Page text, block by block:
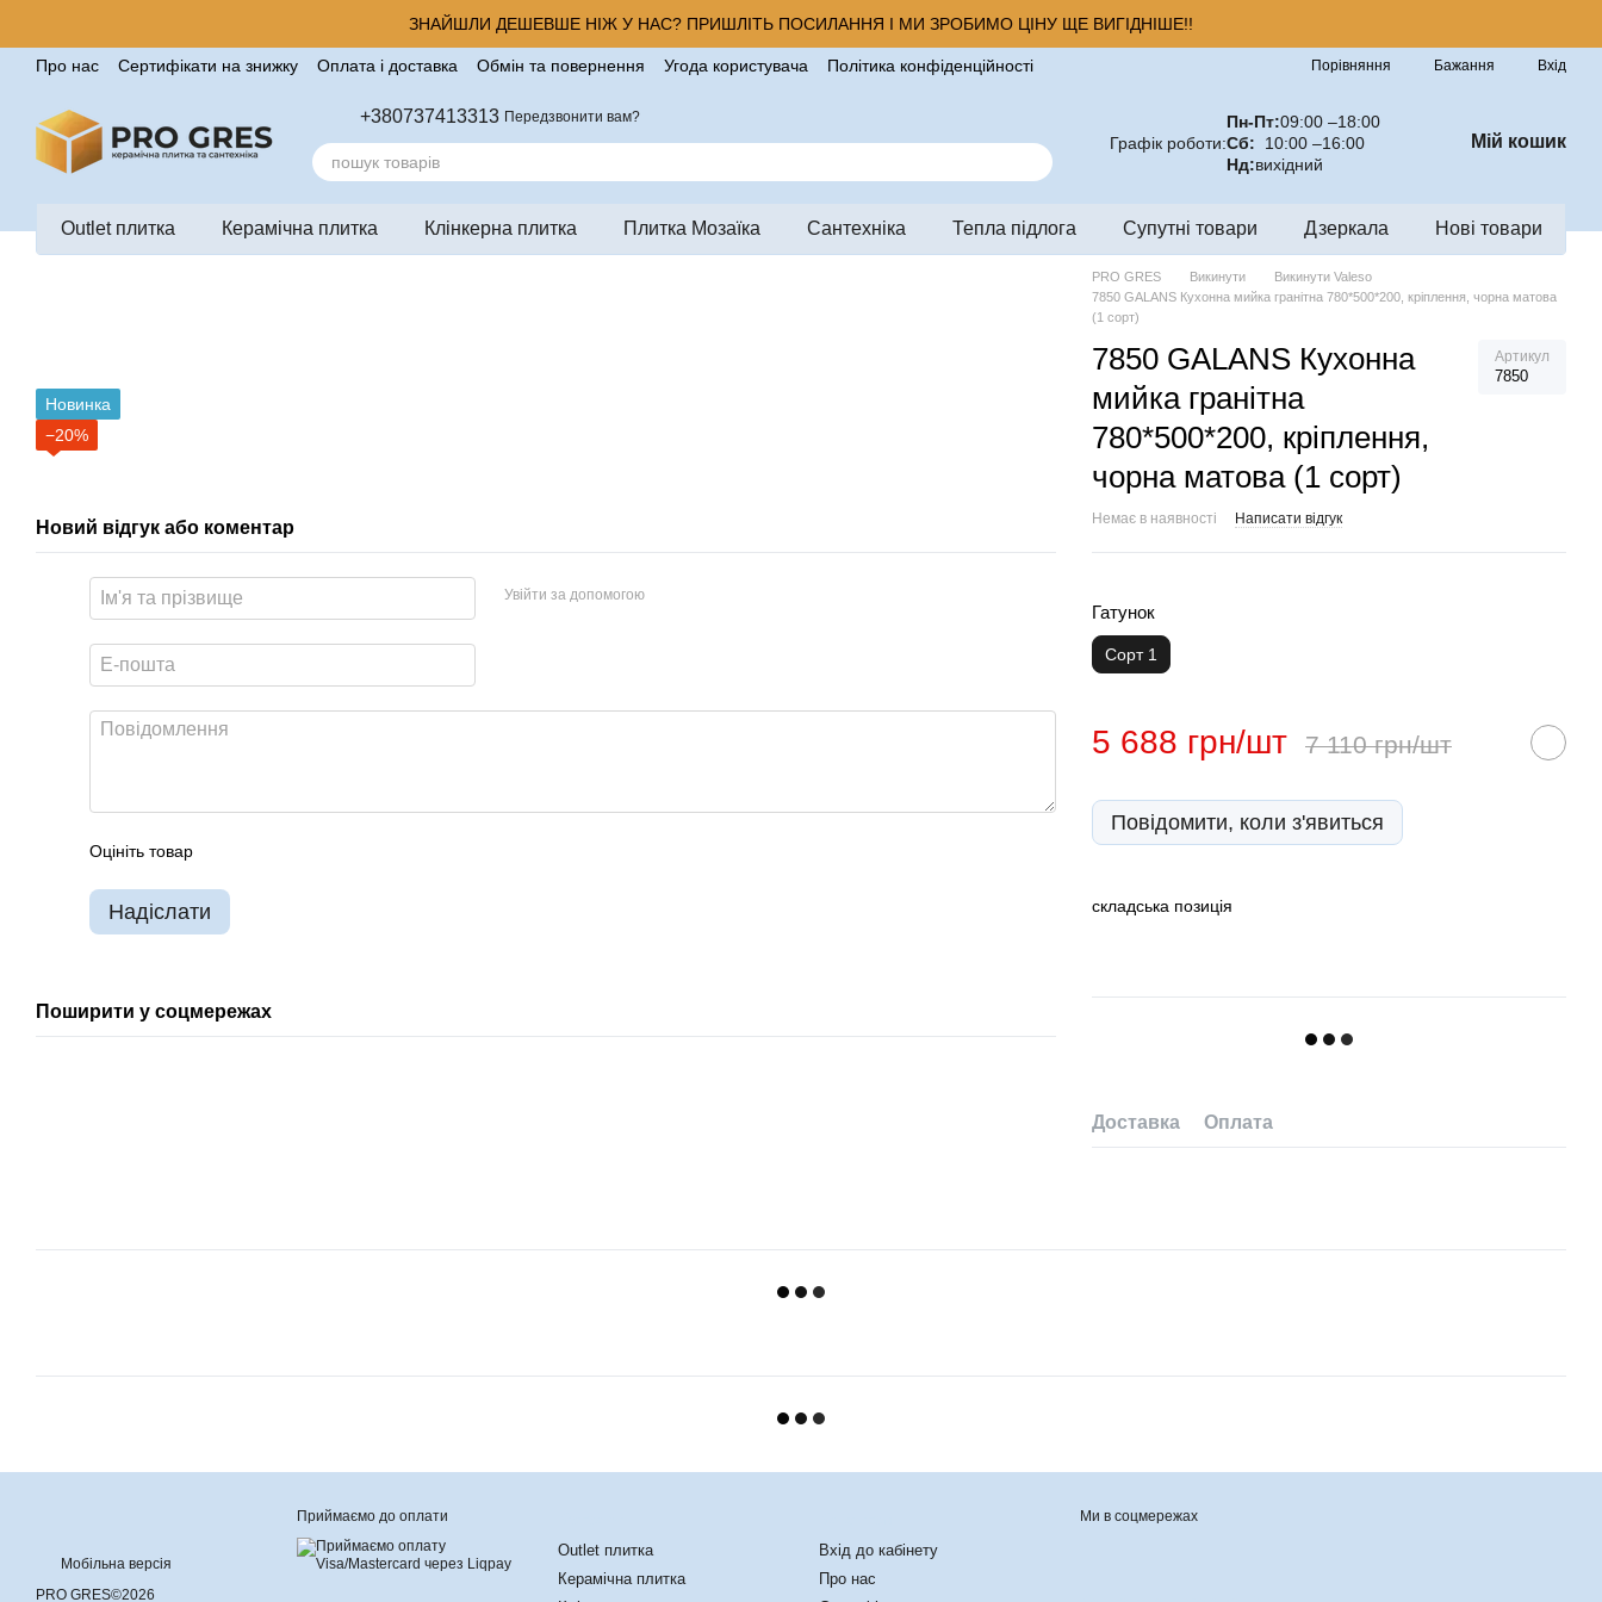
ЗНАЙШЛИ ДЕШЕВШЕ НІЖ У НАС? ПРИШЛІТЬ ПОСИЛАННЯ І МИ ЗРОБИМО ЦІНУ ЩЕ ВИГІДНІШЕ!!
Про нас Сертифікати на знижку Оплата і доставка Обмін та повернення Угода користувача
Політика конфіденційності
Порівняння Бажання Вхід
+380737413313 Передзвонити вам?
Графік роботи:
Пн-Пт:09:00 –18:00
Сб: 10:00 –16:00
Нд:вихідний
Мій кошик
Outlet плитка Керамічна плитка Клінкерна плитка Плитка Мозаїка Сантехніка Тепла підлога Супутні товари Дзеркала Нові товари
PRO GRES Викинути
Викинути Valeso
7850 GALANS Кухонна мийка гранітна 780*500*200, кріплення, чорна матова
(1 сорт)
7850 GALANS Кухонна
мийка гранітна
780*500*200, кріплення,
чорна матова (1 сорт)
Артикул
7850
Немає в наявності Написати відгук
Гатунок
Сорт 1
5 688 грн/шт 7 110 грн/шт
Повідомити, коли з'явиться
складська позиція
Доставка Оплата
Новинка
−20%
Новий відгук або коментар
Увійти за допомогою
Оцініть товар
Надіслати
Поширити у соцмережах
Мобільна версія
PRO GRES©2026
Приймаємо до оплати
Outlet плитка
Керамічна плитка
Вхід до кабінету
Про нас
Ми в соцмережах